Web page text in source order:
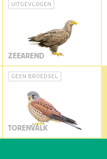
UITGEVLOGEN
ZEEAREND
GEEN BROEDSEL
TORENVALK